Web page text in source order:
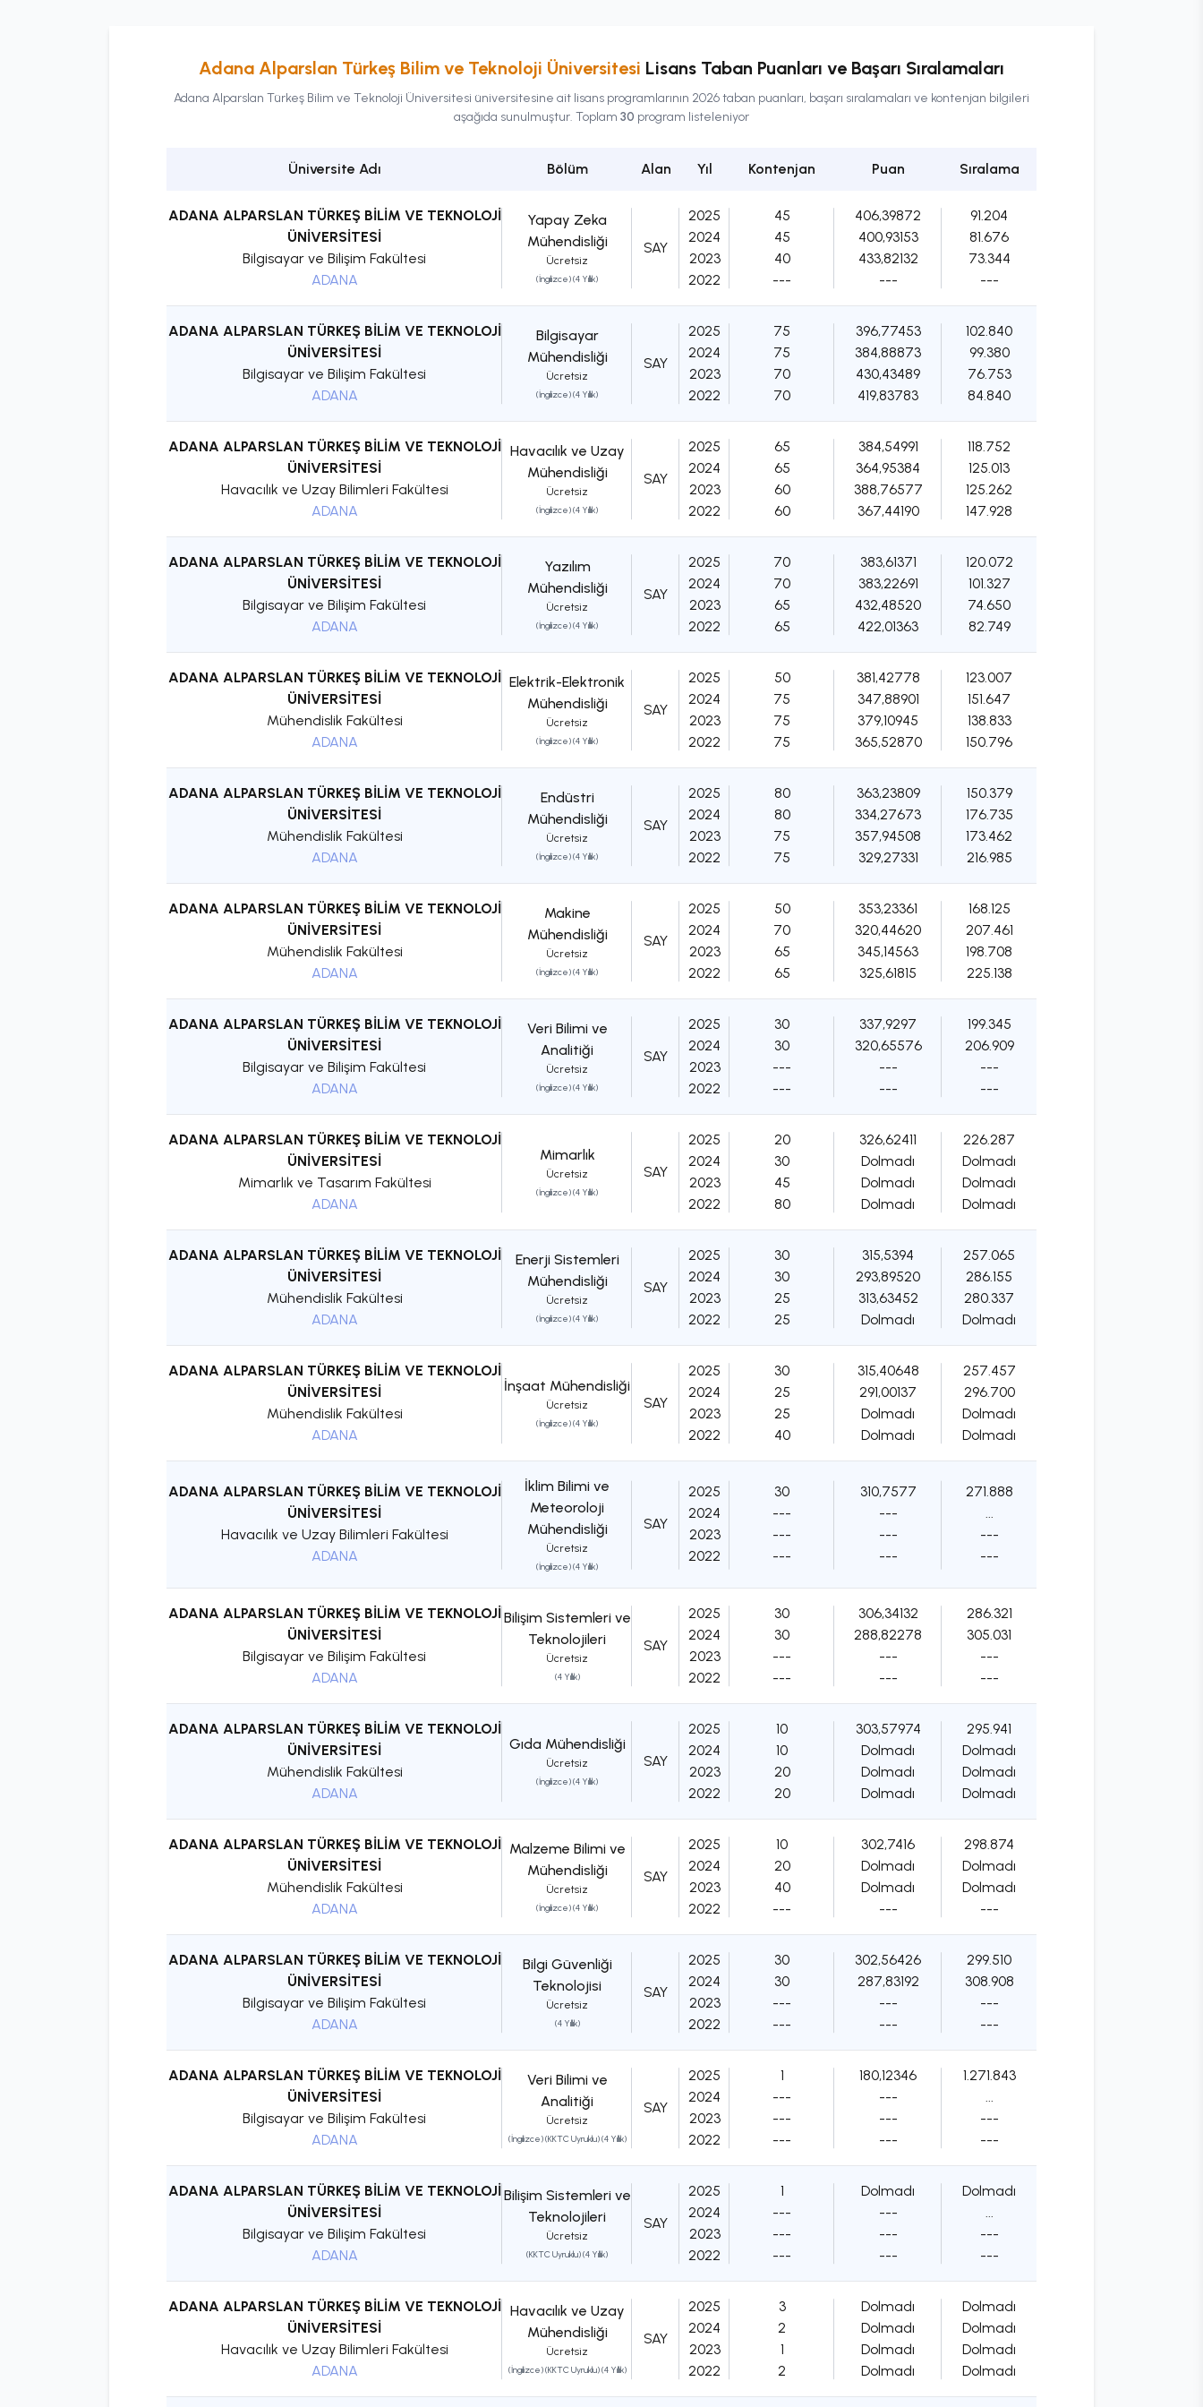
Adana Alparslan Türkeş Bilim ve Teknoloji Üniversitesi Lisans Taban Puanları ve Başarı Sıralamaları
Adana Alparslan Türkeş Bilim ve Teknoloji Üniversitesi üniversitesine ait lisans programlarının 2026 taban puanları, başarı sıralamaları ve kontenjan bilgileri
aşağıda sunulmuştur. Toplam 30 program listeleniyor
Üniversite Adı Bölüm Alan Yıl Kontenjan Puan Sıralama
ADANA ALPARSLAN TÜRKEŞ BİLİM VE TEKNOLOJİ
ÜNİVERSİTESİ
Bilgisayar ve Bilişim Fakültesi
ADANA
Yapay Zeka
Mühendisliği
Ücretsiz
(İngilizce) (4 Yıllık)
SAY
2025
2024
2023
2022
45
45
40
---
406,39872
400,93153
433,82132
---
91.204
81.676
73.344
---
ADANA ALPARSLAN TÜRKEŞ BİLİM VE TEKNOLOJİ
ÜNİVERSİTESİ
Bilgisayar ve Bilişim Fakültesi
ADANA
Bilgisayar
Mühendisliği
Ücretsiz
(İngilizce) (4 Yıllık)
SAY
2025
2024
2023
2022
75
75
70
70
396,77453
384,88873
430,43489
419,83783
102.840
99.380
76.753
84.840
ADANA ALPARSLAN TÜRKEŞ BİLİM VE TEKNOLOJİ
ÜNİVERSİTESİ
Havacılık ve Uzay Bilimleri Fakültesi
ADANA
Havacılık ve Uzay
Mühendisliği
Ücretsiz
(İngilizce) (4 Yıllık)
SAY
2025
2024
2023
2022
65
65
60
60
384,54991
364,95384
388,76577
367,44190
118.752
125.013
125.262
147.928
ADANA ALPARSLAN TÜRKEŞ BİLİM VE TEKNOLOJİ
ÜNİVERSİTESİ
Bilgisayar ve Bilişim Fakültesi
ADANA
Yazılım
Mühendisliği
Ücretsiz
(İngilizce) (4 Yıllık)
SAY
2025
2024
2023
2022
70
70
65
65
383,61371
383,22691
432,48520
422,01363
120.072
101.327
74.650
82.749
ADANA ALPARSLAN TÜRKEŞ BİLİM VE TEKNOLOJİ
ÜNİVERSİTESİ
Mühendislik Fakültesi
ADANA
Elektrik-Elektronik
Mühendisliği
Ücretsiz
(İngilizce) (4 Yıllık)
SAY
2025
2024
2023
2022
50
75
75
75
381,42778
347,88901
379,10945
365,52870
123.007
151.647
138.833
150.796
ADANA ALPARSLAN TÜRKEŞ BİLİM VE TEKNOLOJİ
ÜNİVERSİTESİ
Mühendislik Fakültesi
ADANA
Endüstri
Mühendisliği
Ücretsiz
(İngilizce) (4 Yıllık)
SAY
2025
2024
2023
2022
80
80
75
75
363,23809
334,27673
357,94508
329,27331
150.379
176.735
173.462
216.985
ADANA ALPARSLAN TÜRKEŞ BİLİM VE TEKNOLOJİ
ÜNİVERSİTESİ
Mühendislik Fakültesi
ADANA
Makine
Mühendisliği
Ücretsiz
(İngilizce) (4 Yıllık)
SAY
2025
2024
2023
2022
50
70
65
65
353,23361
320,44620
345,14563
325,61815
168.125
207.461
198.708
225.138
ADANA ALPARSLAN TÜRKEŞ BİLİM VE TEKNOLOJİ
ÜNİVERSİTESİ
Bilgisayar ve Bilişim Fakültesi
ADANA
Veri Bilimi ve
Analitiği
Ücretsiz
(İngilizce) (4 Yıllık)
SAY
2025
2024
2023
2022
30
30
---
---
337,9297
320,65576
---
---
199.345
206.909
---
---
ADANA ALPARSLAN TÜRKEŞ BİLİM VE TEKNOLOJİ
ÜNİVERSİTESİ
Mimarlık ve Tasarım Fakültesi
ADANA
Mimarlık
Ücretsiz
(İngilizce) (4 Yıllık)
SAY
2025
2024
2023
2022
20
30
45
80
326,62411
Dolmadı
Dolmadı
Dolmadı
226.287
Dolmadı
Dolmadı
Dolmadı
ADANA ALPARSLAN TÜRKEŞ BİLİM VE TEKNOLOJİ
ÜNİVERSİTESİ
Mühendislik Fakültesi
ADANA
Enerji Sistemleri
Mühendisliği
Ücretsiz
(İngilizce) (4 Yıllık)
SAY
2025
2024
2023
2022
30
30
25
25
315,5394
293,89520
313,63452
Dolmadı
257.065
286.155
280.337
Dolmadı
ADANA ALPARSLAN TÜRKEŞ BİLİM VE TEKNOLOJİ
ÜNİVERSİTESİ
Mühendislik Fakültesi
ADANA
İnşaat Mühendisliği
Ücretsiz
(İngilizce) (4 Yıllık)
SAY
2025
2024
2023
2022
30
25
25
40
315,40648
291,00137
Dolmadı
Dolmadı
257.457
296.700
Dolmadı
Dolmadı
ADANA ALPARSLAN TÜRKEŞ BİLİM VE TEKNOLOJİ
ÜNİVERSİTESİ
Havacılık ve Uzay Bilimleri Fakültesi
ADANA
İklim Bilimi ve
Meteoroloji
Mühendisliği
Ücretsiz
(İngilizce) (4 Yıllık)
SAY
2025
2024
2023
2022
30
---
---
---
310,7577
---
---
---
271.888
...
---
---
ADANA ALPARSLAN TÜRKEŞ BİLİM VE TEKNOLOJİ
ÜNİVERSİTESİ
Bilgisayar ve Bilişim Fakültesi
ADANA
Bilişim Sistemleri ve
Teknolojileri
Ücretsiz
(4 Yıllık)
SAY
2025
2024
2023
2022
30
30
---
---
306,34132
288,82278
---
---
286.321
305.031
---
---
ADANA ALPARSLAN TÜRKEŞ BİLİM VE TEKNOLOJİ
ÜNİVERSİTESİ
Mühendislik Fakültesi
ADANA
Gıda Mühendisliği
Ücretsiz
(İngilizce) (4 Yıllık)
SAY
2025
2024
2023
2022
10
10
20
20
303,57974
Dolmadı
Dolmadı
Dolmadı
295.941
Dolmadı
Dolmadı
Dolmadı
ADANA ALPARSLAN TÜRKEŞ BİLİM VE TEKNOLOJİ
ÜNİVERSİTESİ
Mühendislik Fakültesi
ADANA
Malzeme Bilimi ve
Mühendisliği
Ücretsiz
(İngilizce) (4 Yıllık)
SAY
2025
2024
2023
2022
10
20
40
---
302,7416
Dolmadı
Dolmadı
---
298.874
Dolmadı
Dolmadı
---
ADANA ALPARSLAN TÜRKEŞ BİLİM VE TEKNOLOJİ
ÜNİVERSİTESİ
Bilgisayar ve Bilişim Fakültesi
ADANA
Bilgi Güvenliği
Teknolojisi
Ücretsiz
(4 Yıllık)
SAY
2025
2024
2023
2022
30
30
---
---
302,56426
287,83192
---
---
299.510
308.908
---
---
ADANA ALPARSLAN TÜRKEŞ BİLİM VE TEKNOLOJİ
ÜNİVERSİTESİ
Bilgisayar ve Bilişim Fakültesi
ADANA
Veri Bilimi ve
Analitiği
Ücretsiz
(İngilizce) (KKTC Uyruklu) (4 Yıllık)
SAY
2025
2024
2023
2022
1
---
---
---
180,12346
---
---
---
1.271.843
...
---
---
ADANA ALPARSLAN TÜRKEŞ BİLİM VE TEKNOLOJİ
ÜNİVERSİTESİ
Bilgisayar ve Bilişim Fakültesi
ADANA
Bilişim Sistemleri ve
Teknolojileri
Ücretsiz
(KKTC Uyruklu) (4 Yıllık)
SAY
2025
2024
2023
2022
1
---
---
---
Dolmadı
---
---
---
Dolmadı
...
---
---
ADANA ALPARSLAN TÜRKEŞ BİLİM VE TEKNOLOJİ
ÜNİVERSİTESİ
Havacılık ve Uzay Bilimleri Fakültesi
ADANA
Havacılık ve Uzay
Mühendisliği
Ücretsiz
(İngilizce) (KKTC Uyruklu) (4 Yıllık)
SAY
2025
2024
2023
2022
3
2
1
2
Dolmadı
Dolmadı
Dolmadı
Dolmadı
Dolmadı
Dolmadı
Dolmadı
Dolmadı